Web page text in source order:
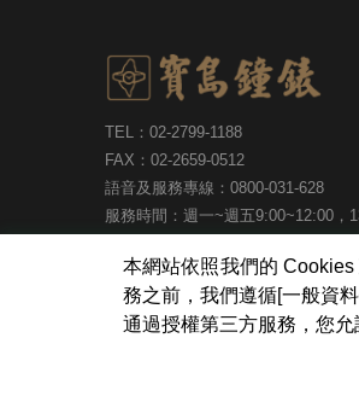
TEL：02-2799-1188
FAX：02-2659-0512
語音及服務專線：0800-031-628
服務時間：週一~週五9:00~12:00，
本網站依照我們的
務之前，我們遵循[一般資
通過授權第三方服務，您